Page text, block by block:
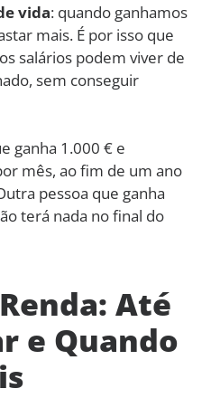
vida: quando ganhamos
mais. É por isso que
salários podem viver de
sem conseguir
ganha 1.000 € e
mês, ao fim de um ano
pessoa que ganha
terá nada no final do
Até
e Quando